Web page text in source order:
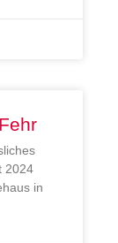
2024
in